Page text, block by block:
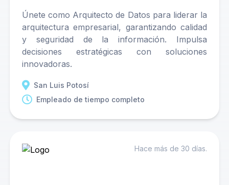
Únete como Arquitecto de Datos para liderar la
arquitectura empresarial, garantizando calidad
y seguridad de la información. Impulsa
decisiones estratégicas con soluciones
innovadoras.
San Luis Potosí
Empleado de tiempo completo
Hace más de 30 días.